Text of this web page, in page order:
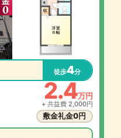
徒歩4分
2.4万円
+ 共益費 2,000円
敷金礼金0円